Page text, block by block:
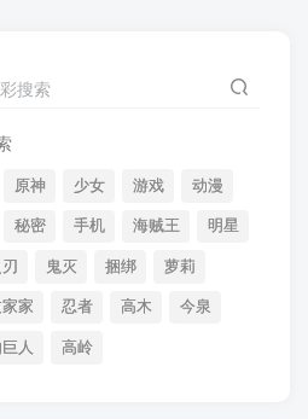
搜索
原神 少女 游戏 动漫
秘密 手机 海贼王 明星
鬼灭 捆绑 萝莉
家家 忍者 高木 今泉
人 高岭
考，我会用实力告诉你，我们年